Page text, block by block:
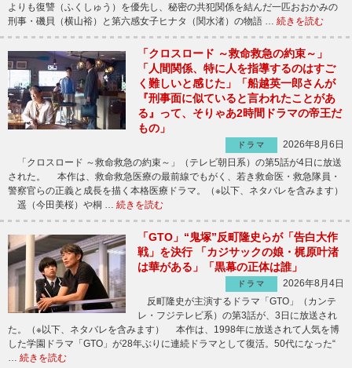
よりも復讐（ふくしゅう）を優先し、秘密の共犯関係を結んだ一匹おおかみの
刑事・磯貝（横山裕）と第六感女子ヒナタ（関水渚）の物語 … 続きを読む
「クロスロード ～救命救急の約束～」
「人間関係、特に人を指導するのはすご
く難しいと感じた」「船越英一郎さんが
『刑事面に似ていると言われたことがあ
る』って、そりゃあ2時間ドラマの帝王だ
もの」
ドラマ
2026年8月6日
「クロスロード ～救命救急の約束～」（テレビ朝日系）の第5話が4日に放送
された。 本作は、救命救急医療の最前線でもがく、若き救命医・救急隊員・
警察官らの正義と成長を描く本格医療ドラマ。（※以下、ネタバレを含みます）
遥（今田美桜）や桐 … 続きを読む
「GTO」“鬼塚”反町隆史らが「告白大作
戦」を決行 「カジサックの娘・梶原叶渚
は華がある」「黒幕の正体は誰」
ドラマ
2026年8月4日
反町隆史が主演するドラマ「GTO」（カンテ
レ・フジテレビ系）の第3話が、3日に放送され
た。（※以下、ネタバレを含みます） 本作は、1998年に放送されて人気を博
した学園ドラマ「GTO」が28年ぶりに連続ドラマとして復活。50代になった“
続きを読む